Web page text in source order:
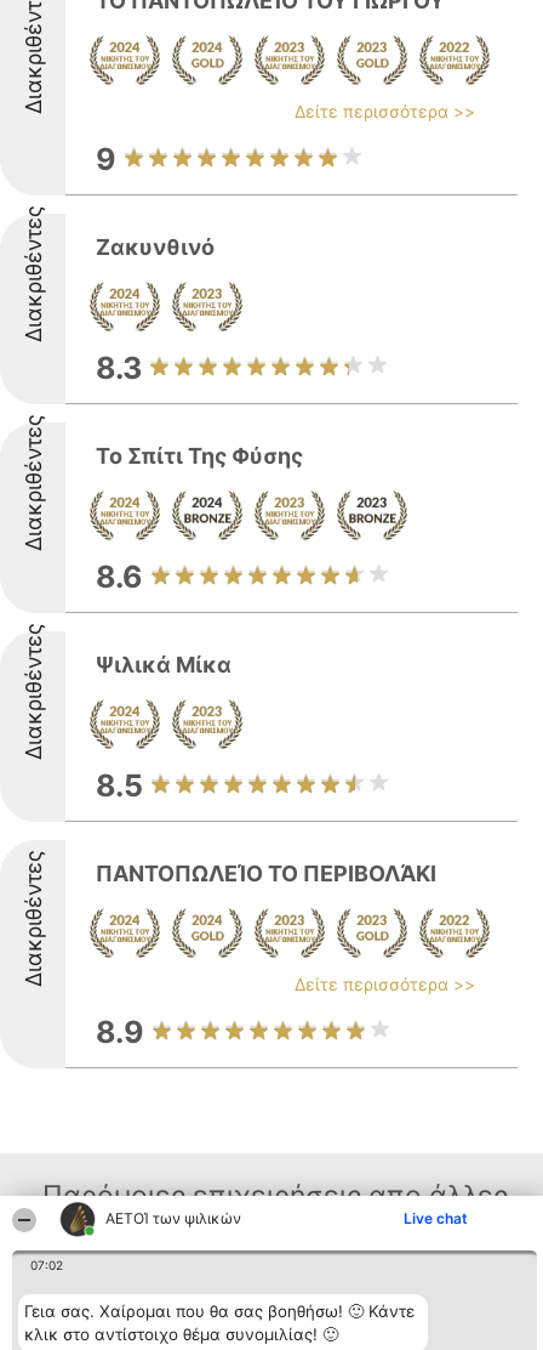
ΑΕΤΟΊ των ψιλικών Live chat
07:02
Γεια σας. Χαίρομαι που θα σας βοηθήσω! 🙂 Κάντε
κλικ στο αντίστοιχο θέμα συνομιλίας! 🙂
Διακριθέντες Δείτε περισσότερα >>
9
Διακριθέντες Ζακυνθινό
8.3
Διακριθέντες Το Σπίτι Της Φύσης
8.6
Διακριθέντες Ψιλικά Μίκα
8.5
Διακριθέντες ΠΑΝΤΟΠΩΛΕΊΟ ΤΟ ΠΕΡΙΒΟΛΆΚΙ
Δείτε περισσότερα >>
8.9
Παρόμοιες επιχειρήσεις απο άλλες
περιοχές
Διοργανωτής της
κατάταξης
Κατάταξη
Διακριθέντες
Επικοινωνία